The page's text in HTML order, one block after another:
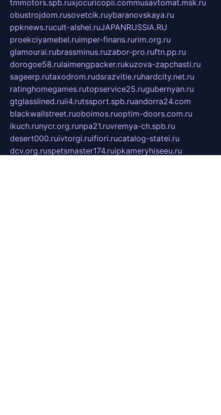
tmmotors.spb.ruxjocuricopii.commusavtomat.msk.ru
obustrojdom.rusovetcik.ruybaranovskaya.ru
ppknews.rucult-alshei.ruJAPANRUSSIA.RU
proekciyamebel.ruimper-finans.rurim.org.ru
glamourai.rubrassminus.ruzabor-pro.ruftn.pp.ru
dorogoe58.rulaimengpacker.rukuzova-zapchasti.ru
sageerp.rutaxodrom.rudsrazvitie.ruhardcity.net.ru
ratinghomegames.rutopservice25.rugubernyan.ru
gtglasslined.ruii4.rutssport.spb.ruandorra24.com
blackwallstreet.ruoboimos.ruoptim-doors.com.ru
ikuch.runycr.org.runpa21.ruvremya-ch.spb.ru
desert000.ruivtorgi.ruifiori.rucatalog-statei.ru
dcv.org.ruspetsmaster174.ruipkameryhiseeu.ru